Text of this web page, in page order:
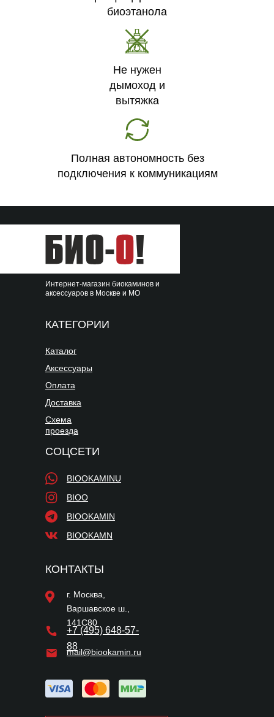
биоэтанола
Не нужен
дымоход и
вытяжка
Полная автономность без
подключения к коммуникациям
КОНТАКТЫ
+7 (495) 648-57-
88
г. Москва,
Варшавское ш.,
141С80
mail@biookamin.ru
КАТЕГОРИИ
Аксессуары
Каталог
Оплата
Доставка
Схема
проезда
СОЦСЕТИ
BIOO
BIOOKAMINU
Интернет-магазин биокаминов и
аксессуаров в Москве и МО
BIOOKAMIN
BIOOKAMN